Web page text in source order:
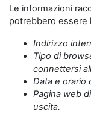
Le informazioni
potrebbero essere
Indirizzo
Tipo di
connettersi
Data e orario
Pagina web
uscita.